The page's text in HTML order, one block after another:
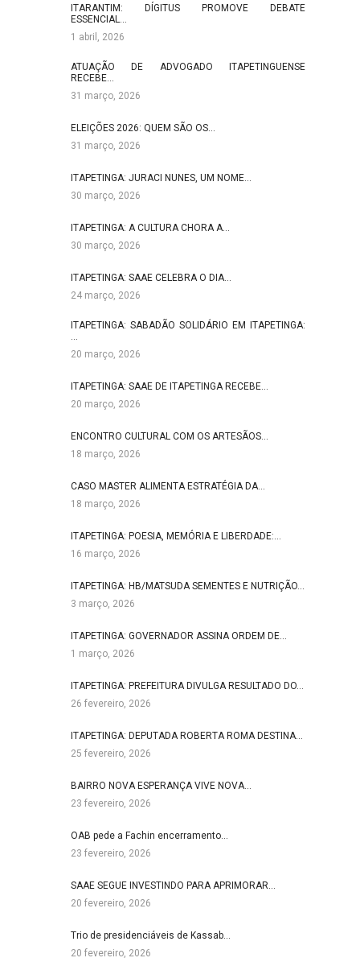
ITARANTIM: DÍGITUS PROMOVE DEBATE
ESSENCIAL…
1 abril, 2026
ATUAÇÃO DE ADVOGADO ITAPETINGUENSE
RECEBE…
31 março, 2026
ELEIÇÕES 2026: QUEM SÃO OS…
31 março, 2026
ITAPETINGA: JURACI NUNES, UM NOME…
30 março, 2026
ITAPETINGA: A CULTURA CHORA A…
30 março, 2026
ITAPETINGA: SAAE CELEBRA O DIA…
24 março, 2026
ITAPETINGA: SABADÃO SOLIDÁRIO EM ITAPETINGA:
…
20 março, 2026
ITAPETINGA: SAAE DE ITAPETINGA RECEBE…
20 março, 2026
ENCONTRO CULTURAL COM OS ARTESÃOS…
18 março, 2026
CASO MASTER ALIMENTA ESTRATÉGIA DA…
18 março, 2026
ITAPETINGA: POESIA, MEMÓRIA E LIBERDADE:…
16 março, 2026
ITAPETINGA: HB/MATSUDA SEMENTES E NUTRIÇÃO…
3 março, 2026
ITAPETINGA: GOVERNADOR ASSINA ORDEM DE…
1 março, 2026
ITAPETINGA: PREFEITURA DIVULGA RESULTADO DO…
26 fevereiro, 2026
ITAPETINGA: DEPUTADA ROBERTA ROMA DESTINA…
25 fevereiro, 2026
BAIRRO NOVA ESPERANÇA VIVE NOVA…
23 fevereiro, 2026
OAB pede a Fachin encerramento…
23 fevereiro, 2026
SAAE SEGUE INVESTINDO PARA APRIMORAR…
20 fevereiro, 2026
Trio de presidenciáveis de Kassab…
20 fevereiro, 2026